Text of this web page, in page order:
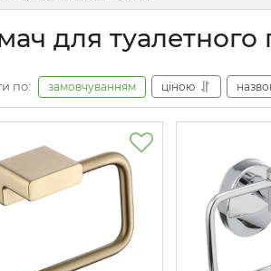
для туалетного
по: замовчуванням ціною